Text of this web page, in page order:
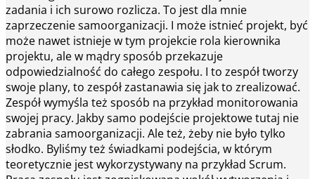
zadania i ich surowo rozlicza. To jest dla mnie
zaprzeczenie samoorganizacji. I może istnieć projekt, być
może nawet istnieje w tym projekcie rola kierownika
projektu, ale w mądry sposób przekazuje
odpowiedzialność do całego zespołu. I to zespół tworzy
swoje plany, to zespół zastanawia się jak to zrealizować.
Zespół wymyśla też sposób na przykład monitorowania
swojej pracy. Jakby samo podejście projektowe tutaj nie
zabrania samoorganizacji. Ale też, żeby nie było tylko
słodko. Byliśmy też świadkami podejścia, w którym
teoretycznie jest wykorzystywany na przykład Scrum.